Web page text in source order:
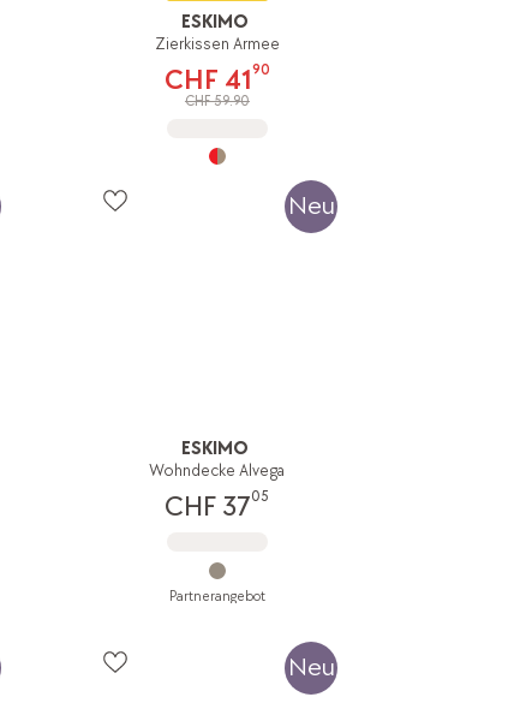
ESKIMO
Zierkissen Armee
CHF 4190
CHF 59.90
Neu
ESKIMO
Wohndecke Alvega
CHF 3705
Partnerangebot
Neu